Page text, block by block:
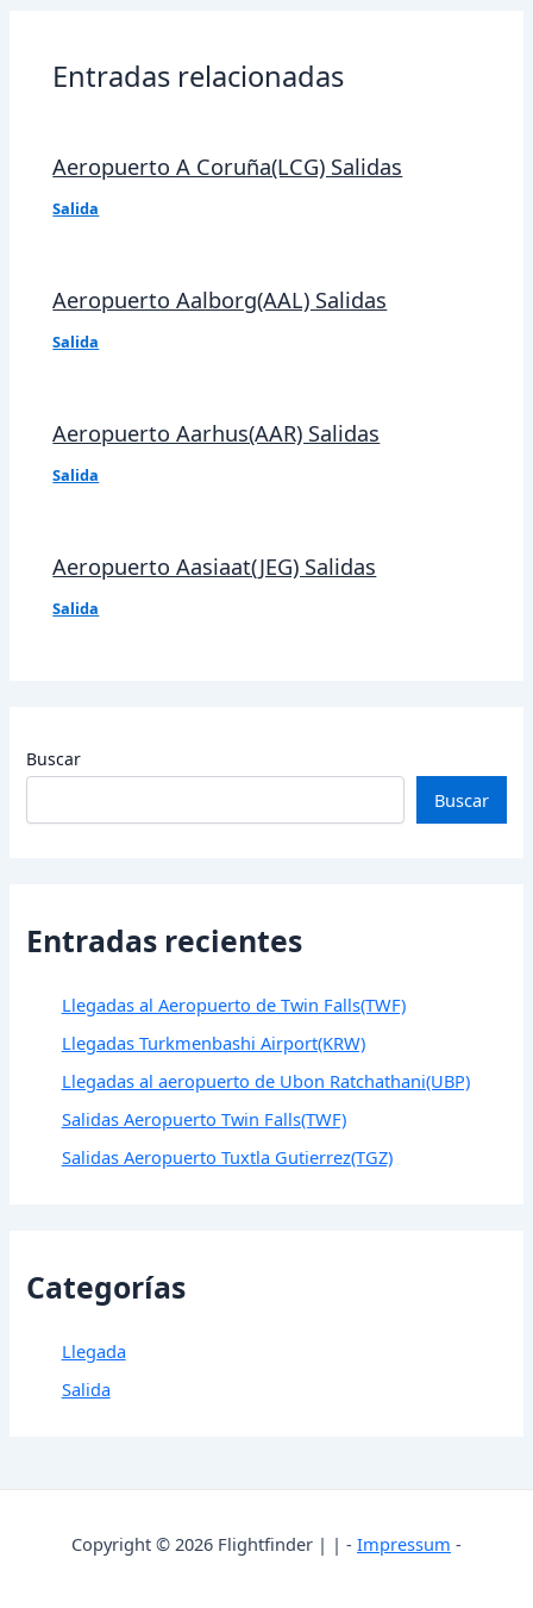
Entradas relacionadas
Aeropuerto A Coruña(LCG) Salidas
Salida
Aeropuerto Aalborg(AAL) Salidas
Salida
Aeropuerto Aarhus(AAR) Salidas
Salida
Aeropuerto Aasiaat(JEG) Salidas
Salida
Buscar
Buscar
Entradas recientes
Llegadas al Aeropuerto de Twin Falls(TWF)
Llegadas Turkmenbashi Airport(KRW)
Llegadas al aeropuerto de Ubon Ratchathani(UBP)
Salidas Aeropuerto Twin Falls(TWF)
Salidas Aeropuerto Tuxtla Gutierrez(TGZ)
Categorías
Llegada
Salida
Copyright © 2026 Flightfinder | | - Impressum -